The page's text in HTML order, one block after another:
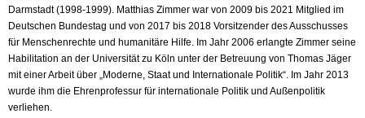
Darmstadt (1998-1999). Matthias Zimmer war von 2009 bis 2021 Mitglied im
Deutschen Bundestag und von 2017 bis 2018 Vorsitzender des Ausschusses
für Menschenrechte und humanitäre Hilfe. Im Jahr 2006 erlangte Zimmer seine
Habilitation an der Universität zu Köln unter der Betreuung von Thomas Jäger
mit einer Arbeit über „Moderne, Staat und Internationale Politik“. Im Jahr 2013
wurde ihm die Ehrenprofessur für internationale Politik und Außenpolitik
verliehen.